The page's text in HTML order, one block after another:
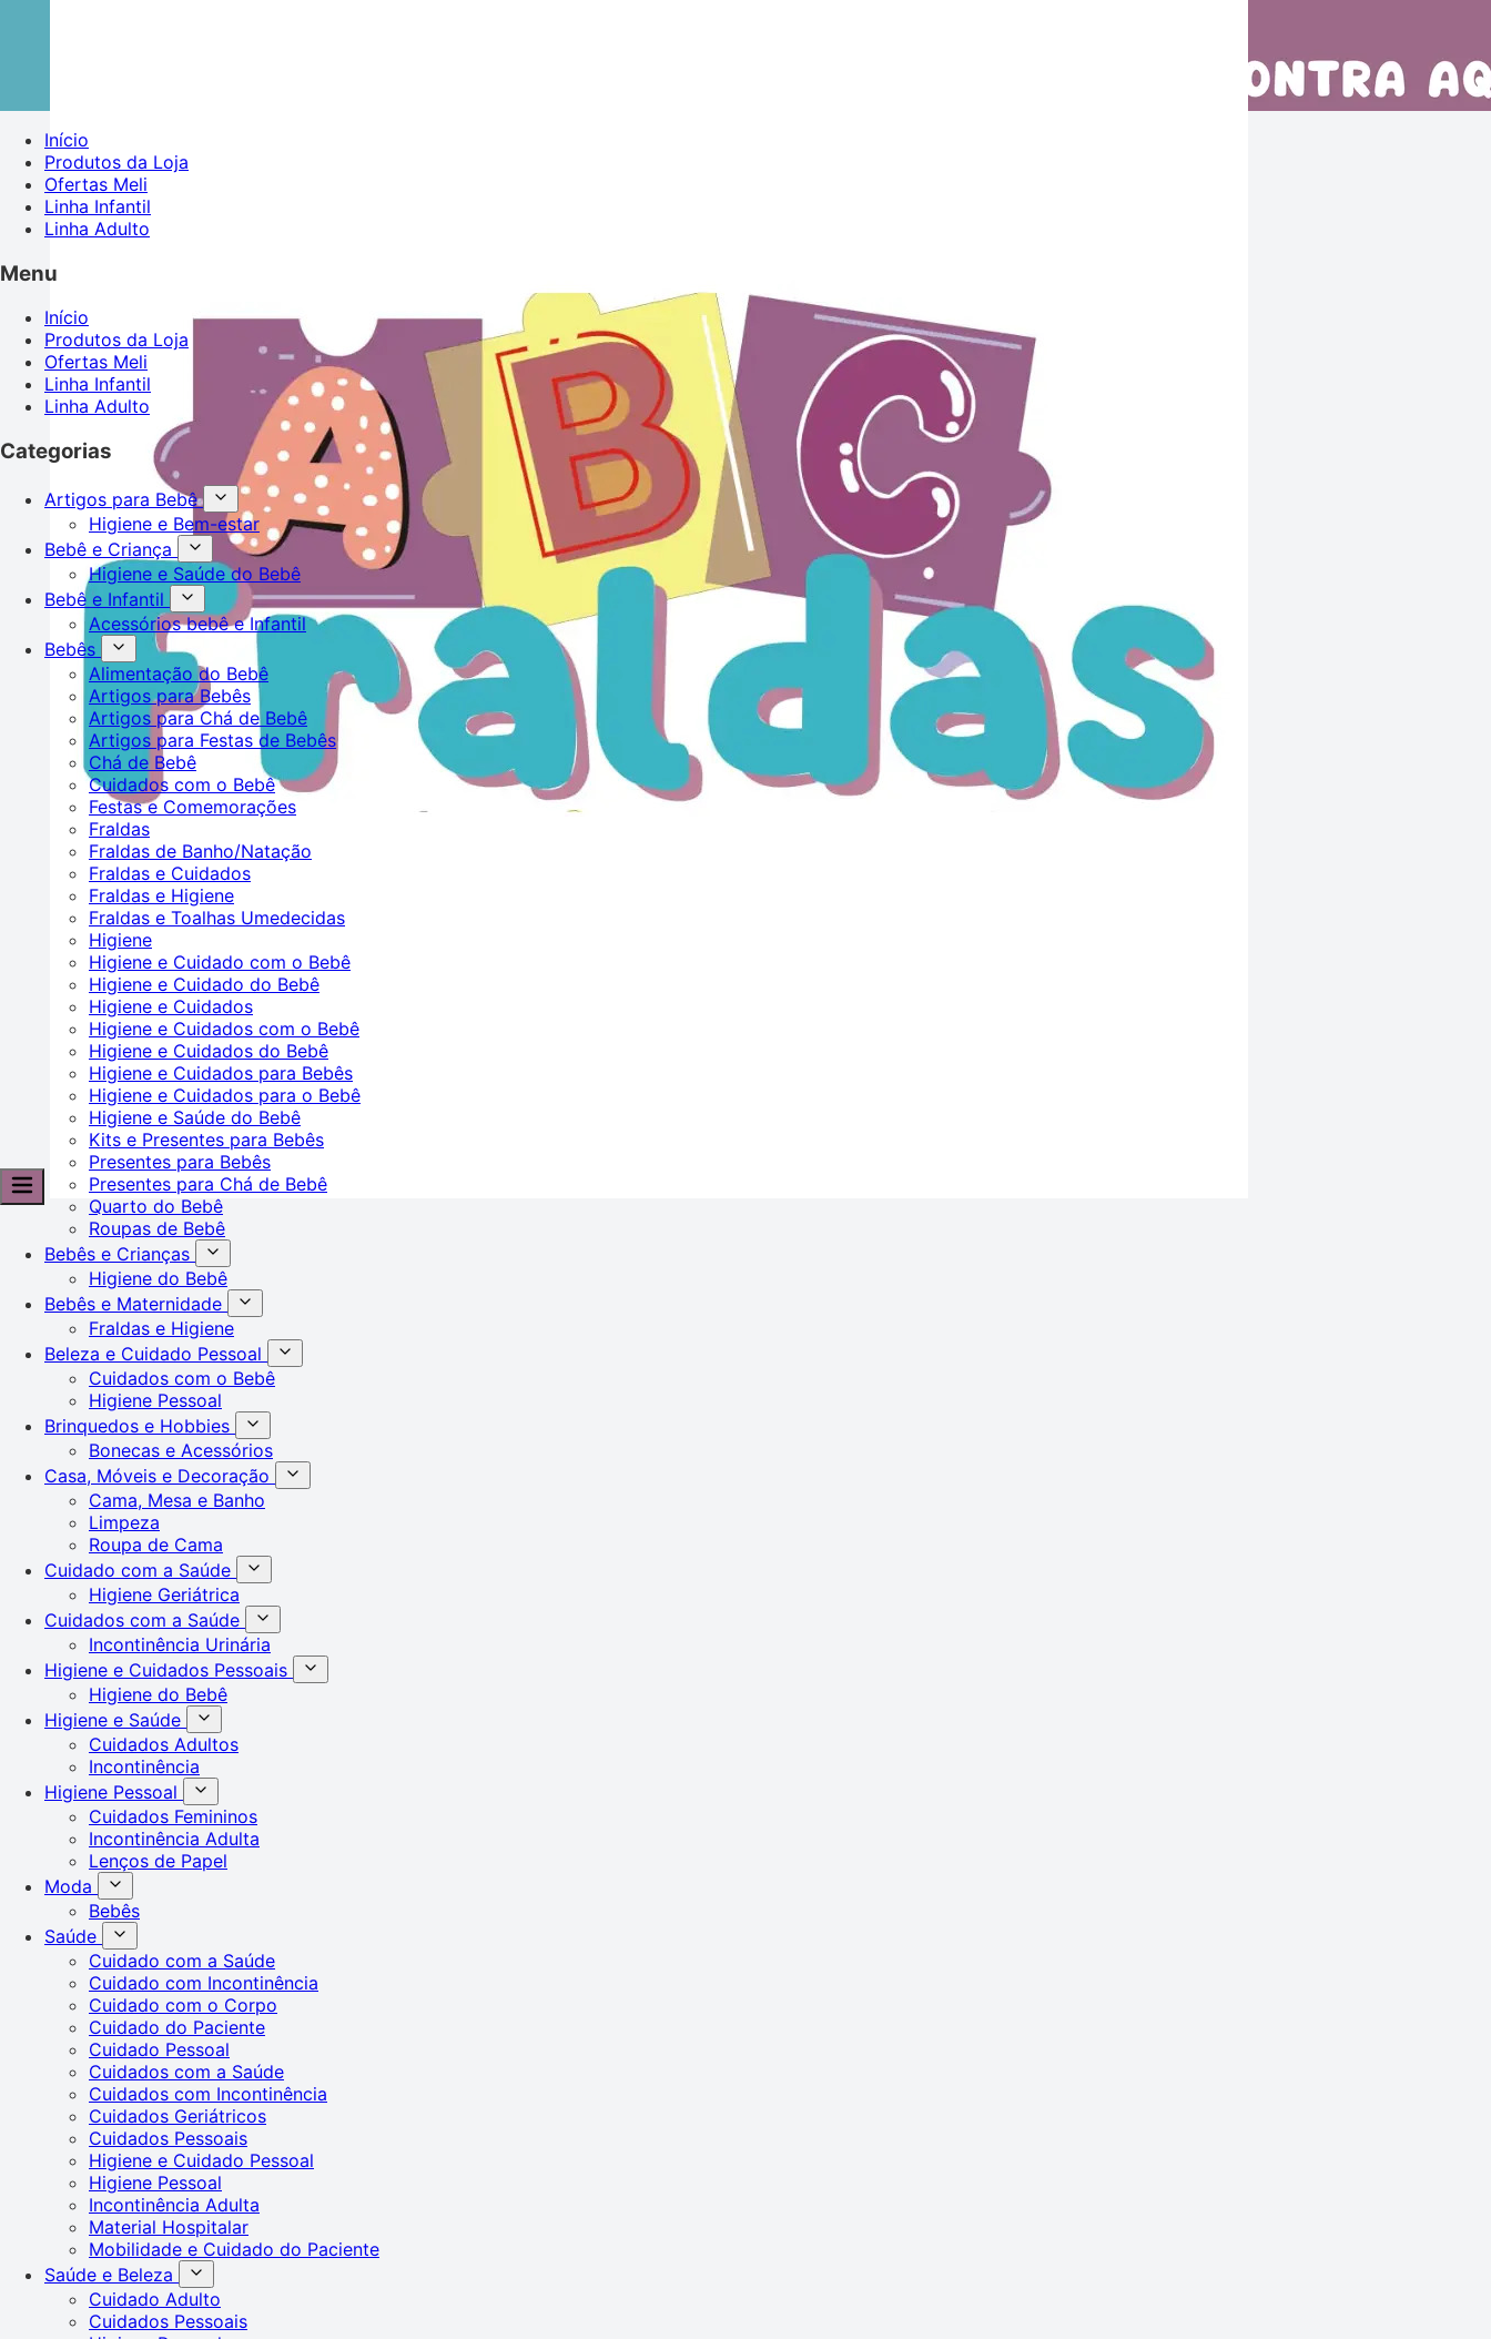
Início
Produtos da Loja
Ofertas Meli
Linha Infantil
Linha Adulto
Menu
Início
Produtos da Loja
Ofertas Meli
Linha Infantil
Linha Adulto
Categorias
Artigos para Bebê
Higiene e Bem-estar
Bebê e Criança
Higiene e Saúde do Bebê
Bebê e Infantil
Acessórios bebê e Infantil
Bebês
Alimentação do Bebê
Artigos para Bebês
Artigos para Chá de Bebê
Artigos para Festas de Bebês
Chá de Bebê
Cuidados com o Bebê
Festas e Comemorações
Fraldas
Fraldas de Banho/Natação
Fraldas e Cuidados
Fraldas e Higiene
Fraldas e Toalhas Umedecidas
Higiene
Higiene e Cuidado com o Bebê
Higiene e Cuidado do Bebê
Higiene e Cuidados
Higiene e Cuidados com o Bebê
Higiene e Cuidados do Bebê
Higiene e Cuidados para Bebês
Higiene e Cuidados para o Bebê
Higiene e Saúde do Bebê
Kits e Presentes para Bebês
Presentes para Bebês
Presentes para Chá de Bebê
Quarto do Bebê
Roupas de Bebê
Bebês e Crianças
Higiene do Bebê
Bebês e Maternidade
Fraldas e Higiene
Beleza e Cuidado Pessoal
Cuidados com o Bebê
Higiene Pessoal
Brinquedos e Hobbies
Bonecas e Acessórios
Casa, Móveis e Decoração
Cama, Mesa e Banho
Limpeza
Roupa de Cama
Cuidado com a Saúde
Higiene Geriátrica
Cuidados com a Saúde
Incontinência Urinária
Higiene e Cuidados Pessoais
Higiene do Bebê
Higiene e Saúde
Cuidados Adultos
Incontinência
Higiene Pessoal
Cuidados Femininos
Incontinência Adulta
Lenços de Papel
Moda
Bebês
Saúde
Cuidado com a Saúde
Cuidado com Incontinência
Cuidado com o Corpo
Cuidado do Paciente
Cuidado Pessoal
Cuidados com a Saúde
Cuidados com Incontinência
Cuidados Geriátricos
Cuidados Pessoais
Higiene e Cuidado Pessoal
Higiene Pessoal
Incontinência Adulta
Material Hospitalar
Mobilidade e Cuidado do Paciente
Saúde e Beleza
Cuidado Adulto
Cuidados Pessoais